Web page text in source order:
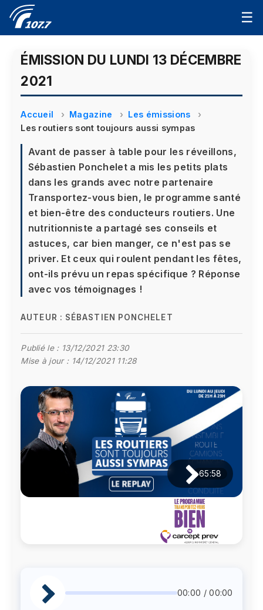
☰
ÉMISSION DU LUNDI 13 DÉCEMBRE
2021
Accueil Magazine
Les émissions
Les routiers sont toujours aussi sympas
Avant de passer à table pour les réveillons,
Sébastien Ponchelet a mis les petits plats
dans les grands avec notre partenaire
Transportez-vous bien, le programme santé
et bien-être des conducteurs routiers. Une
nutritionniste a partagé ses conseils et
astuces, car bien manger, ce n'est pas se
priver. Et ceux qui roulent pendant les fêtes,
ont-ils prévu un repas spécifique ? Réponse
avec vos témoignages !
AUTEUR : SÉBASTIEN PONCHELET
Publié le : 13/12/2021 23:30
Mise à jour : 14/12/2021 11:28
65:58
00:00 / 00:00